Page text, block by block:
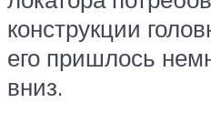
конструкции
его пришлось
вниз.